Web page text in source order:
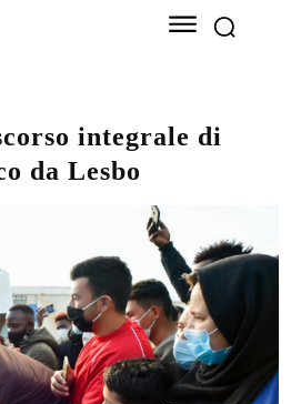
integrale di
da Lesbo